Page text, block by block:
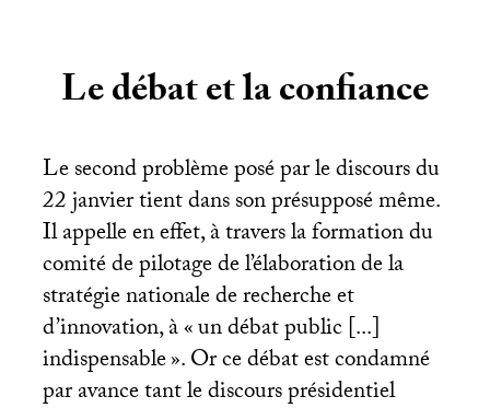
Le débat et la confiance
Le second problème posé par le discours du
22 janvier tient dans son présupposé même.
Il appelle en effet, à travers la formation du
comité de pilotage de l’élaboration de la
stratégie nationale de recherche et
d’innovation, à «un débat public [...]
indispensable». Or ce débat est condamné
par avance tant le discours présidentiel